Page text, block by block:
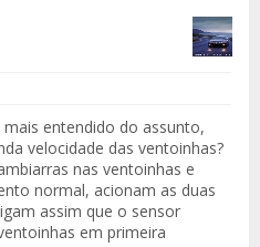
entendido do assunto,
velocidade das ventoinhas?
nas ventoinhas e
normal, acionam as duas
assim que o sensor
em primeira